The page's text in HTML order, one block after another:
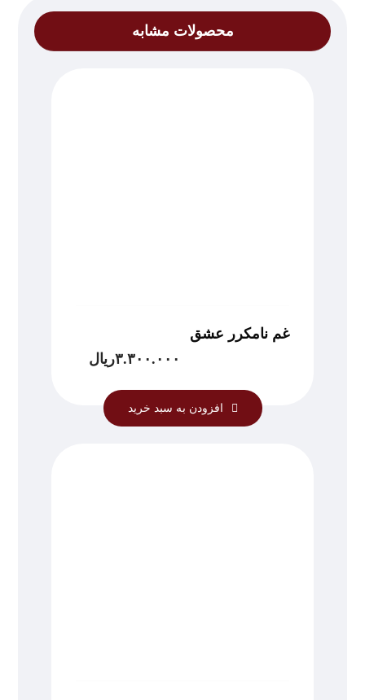
محصولات مشابه
غم نامکرر عشق
۳.۳۰۰.۰۰۰ریال
افزودن به سبد خرید